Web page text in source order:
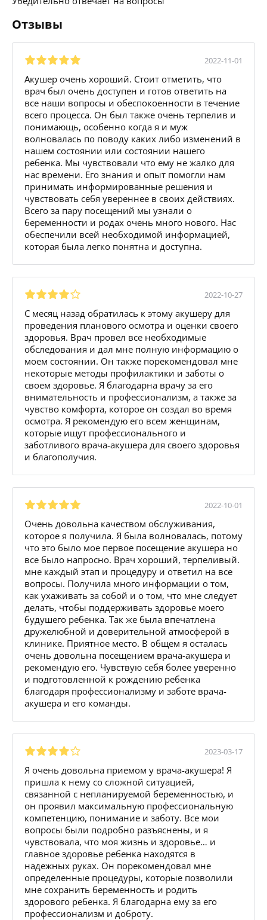
Отзывы
2022-11-01
Акушер очень хороший. Стоит отметить, что
врач был очень доступен и готов ответить на
все наши вопросы и обеспокоенности в течение
всего процесса. Он был также очень терпелив и
понимающь, особенно когда я и муж
волновалась по поводу каких либо изменений в
нашем состоянии или состоянии нашего
ребенка. Мы чувствовали что ему не жалко для
нас времени. Его знания и опыт помогли нам
принимать информированные решения и
чувствовать себя увереннее в своих действиях.
Всего за пару посещений мы узнали о
беременности и родах очень много нового. Нас
обеспечили всей необходимой информацией,
которая была легко понятна и доступна.
2022-10-27
С месяц назад обратилась к этому акушеру для
проведения планового осмотра и оценки своего
здоровья. Врач провел все необходимые
обследования и дал мне полную информацию о
моем состоянии. Он также порекомендовал мне
некоторые методы профилактики и заботы о
своем здоровье. Я благодарна врачу за его
внимательность и профессионализм, а также за
чувство комфорта, которое он создал во время
осмотра. Я рекомендую его всем женщинам,
которые ищут профессионального и
заботливого врача-акушера для своего здоровья
и благополучия.
2022-10-01
Очень довольна качеством обслуживания,
которое я получила. Я была волновалась, потому
что это было мое первое посещение акушера но
все было напросно. Врач хороший, терпеливый.
мне каждый этап и процедуру и ответил на все
вопросы. Получила много информации о том,
как ухаживать за собой и о том, что мне следует
делать, чтобы поддерживать здоровье моего
будушего ребенка. Так же была впечатлена
дружелюбной и доверительной атмосферой в
клинике. Приятное место. В общем я осталась
очень довольна посещением врача-акушера и
рекомендую его. Чувствую себя более уверенно
и подготовленной к рождению ребенка
благодаря профессионализму и заботе врача-
акушера и его команды.
2023-03-17
Я очень довольна приемом у врача-акушера! Я
пришла к нему со сложной ситуацией,
связанной с непланируемой беременностью, и
он проявил максимальную профессиональную
компетенцию, понимание и заботу. Все мои
вопросы были подробно разъяснены, и я
чувствовала, что моя жизнь и здоровье… и
главное здоровье ребенка находятся в
надежных руках. Он порекомендовал мне
определенные процедуры, которые позволили
мне сохранить беременность и родить
здорового ребенка. Я благодарна ему за его
профессионализм и доброту.